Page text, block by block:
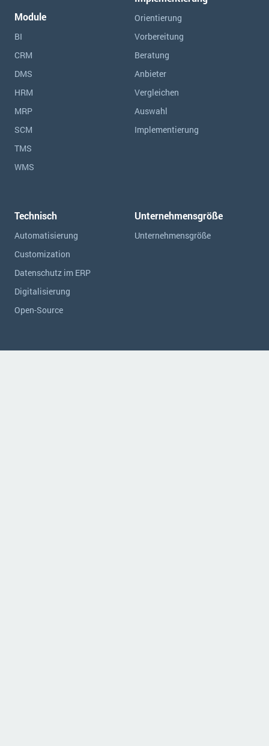
Module
BI
CRM
DMS
HRM
MRP
SCM
TMS
WMS
Orientierung
Vorbereitung
Beratung
Anbieter
Vergleichen
Auswahl
Implementierung
Technisch
Automatisierung
Customization
Datenschutz im ERP
Digitalisierung
Open-Source
Unternehmensgröße
Unternehmensgröße